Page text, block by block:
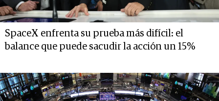
SpaceX enfrenta su prueba más difícil: el
balance que puede sacudir la acción un 15%